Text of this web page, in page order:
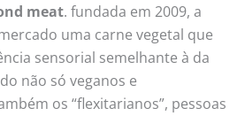
meat. fundada em 2009, a
uma carne vegetal que
sensorial semelhante à da
não só veganos e
os “flexitarianos”, pessoas